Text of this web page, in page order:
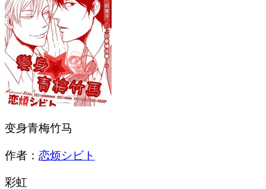
变身青梅竹马
作者： 恋烦シビト
彩虹